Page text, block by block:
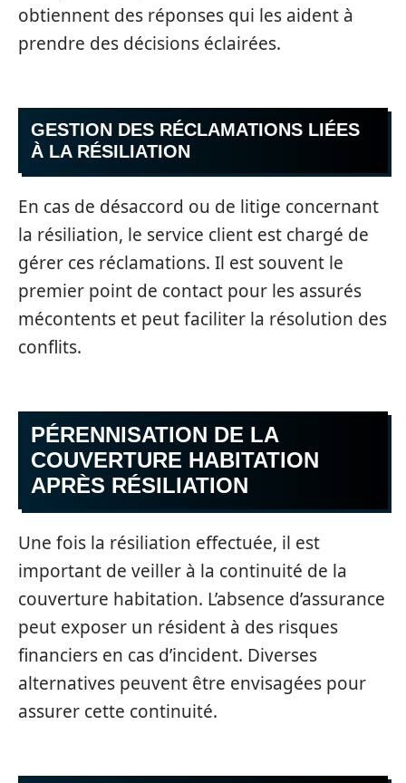
obtiennent des réponses qui les aident à
prendre des décisions éclairées.
GESTION DES RÉCLAMATIONS LIÉES
À LA RÉSILIATION
En cas de désaccord ou de litige concernant
la résiliation, le service client est chargé de
gérer ces réclamations. Il est souvent le
premier point de contact pour les assurés
mécontents et peut faciliter la résolution des
conflits.
PÉRENNISATION DE LA
COUVERTURE HABITATION
APRÈS RÉSILIATION
Une fois la résiliation effectuée, il est
important de veiller à la continuité de la
couverture habitation. L’absence d’assurance
peut exposer un résident à des risques
financiers en cas d’incident. Diverses
alternatives peuvent être envisagées pour
assurer cette continuité.